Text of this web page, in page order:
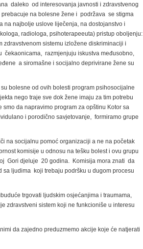
daleko od interesovanja javnosti i zdravstvenog
na bolesne žene i podržava se stigma
najbolje uslove liječenja, na dostojanstvo i
radiologa, psihoterapeeuta) pristup oboljenju:
sistemu izložene diskriminaciji i
razmjenjuju iskustva međusobno,
a siromašne i socijalno deprivirane žene su
bolesne od ovih bolesti program psihosocijalne
nego traje sve dok žene imaju za tim potrebu
da napravimo program za opštinu Kotor sa
i porodično savjetovanje, formiramo grupe
na socijalnu pomoć organizaciji a ne na početak
komisije u odnosu na tešku bolest i ovu grupu
Gori djeluje 20 godina. Komisija mora znati da
sa ljudima koji trebaju podršku u dugom procesu
trgovati ljudskim osjećanjima i traumama,
zdravstveni sistem koji ne funkcioniše u interesu
da zajedno preduzmemo akcije koje će natjerati